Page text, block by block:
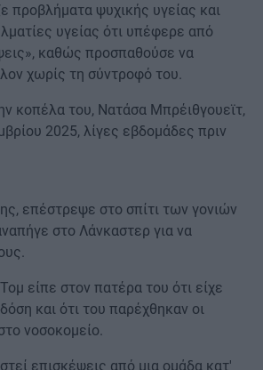
προβλήματα ψυχικής υγείας και
υγείας ότι υπέφερε από
καθώς προσπαθούσε να
χωρίς τη σύντροφό του.
κοπέλα του, Νατάσα Μπρέιθγουεϊτ,
2025, λίγες εβδομάδες πριν
επέστρεψε στο σπίτι των γονιών
στο Λάνκαστερ για να
είπε στον πατέρα του ότι είχε
και ότι του παρέχθηκαν οι
νοσοκομείο.
επισκέψεις από μια ομάδα κατ'